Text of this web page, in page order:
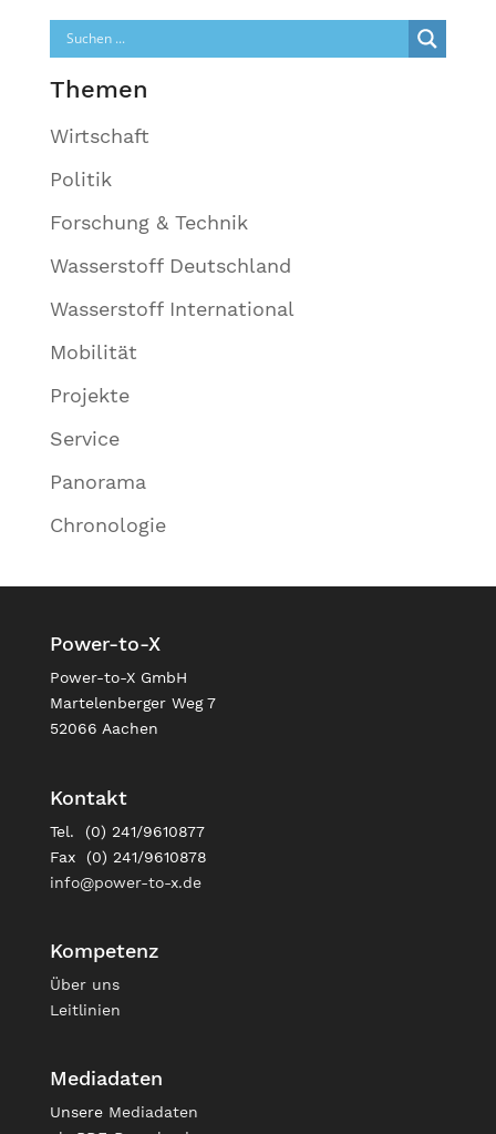
Themen
Wirtschaft
Politik
Forschung & Technik
Wasserstoff Deutschland
Wasserstoff International
Mobilität
Projekte
Service
Panorama
Chronologie
Power-to-X
Power-to-X GmbH
Martelenberger Weg 7
52066 Aachen
Kontakt
Tel. (0) 241/9610877
Fax (0) 241/9610878
info@power-to-x.de
Kompetenz
Über uns
Leitlinien
Mediadaten
Unsere Mediadaten